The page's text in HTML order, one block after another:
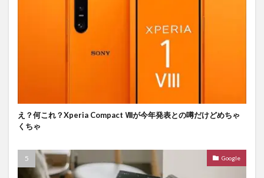
え？何これ？Xperia Compact Ⅷが今年発表との噂だけどめちゃ
くちゃ
Google